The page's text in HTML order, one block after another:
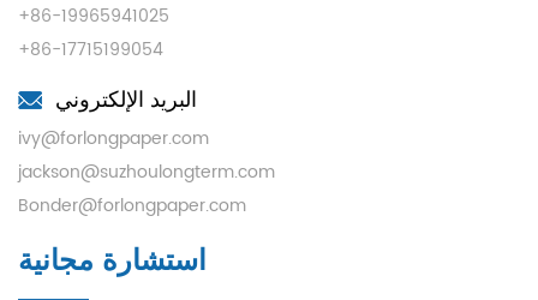
+86-19965941025
+86-17715199054
البريد الإلكتروني
ivy@forlongpaper.com
jackson@suzhoulongterm.com
Bonder@forlongpaper.com
استشارة مجانية